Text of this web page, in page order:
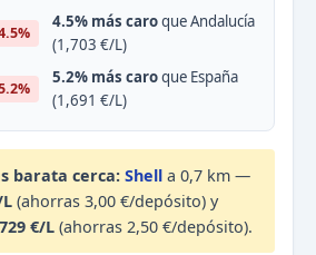
4.5% más caroque Andalucía
(1,703 €/L)
5.2% más caroque España
(1,691 €/L)
barata cerca: Shell a 0,7 km —
(ahorras 3,00 €/depósito) y
€/L (ahorras 2,50 €/depósito).